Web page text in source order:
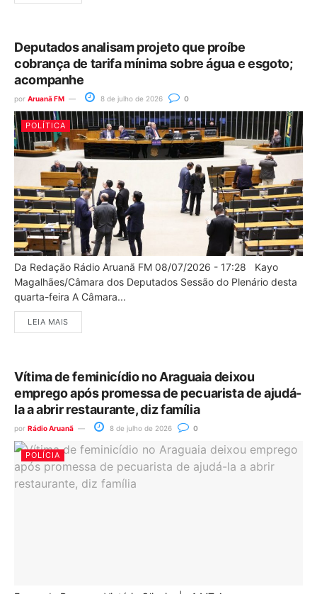
Deputados analisam projeto que proíbe
cobrança de tarifa mínima sobre água e esgoto;
acompanhe
por Aruanã FM 8 de julho de 2026 0
POLÍTICA
Da Redação Rádio Aruanã FM 08/07/2026 - 17:28 Kayo
Magalhães/Câmara dos Deputados Sessão do Plenário desta
quarta-feira A Câmara...
LEIA MAIS
Vítima de feminicídio no Araguaia deixou
emprego após promessa de pecuarista de ajudá-
la a abrir restaurante, diz família
por Rádio Aruanã 8 de julho de 2026 0
POLÍCIA